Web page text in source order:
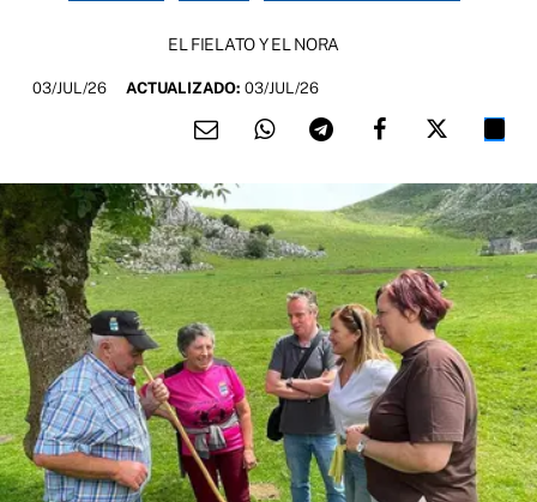
EL FIELATO Y EL NORA
03/JUL/26 ACTUALIZADO: 03/JUL/26